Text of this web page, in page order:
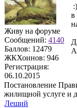
Живу на форуме
Сообщений: 4140
Баллов: 12479
ЖКХоинов: 946
Регистрация:
06.10.2015
в
А
Постановление
жилищной услуге и
Леший